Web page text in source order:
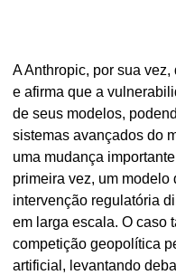
A Anthropic, por sua
e afirma que a
de seus modelos,
sistemas avançados do
uma mudança
primeira vez, um modelo
intervenção regulatória
em larga escala. O caso
competição geopolítica
artificial, levantando